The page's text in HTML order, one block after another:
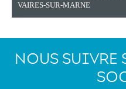
VAIRES-SUR-MARNE
NOUS SUIVRE